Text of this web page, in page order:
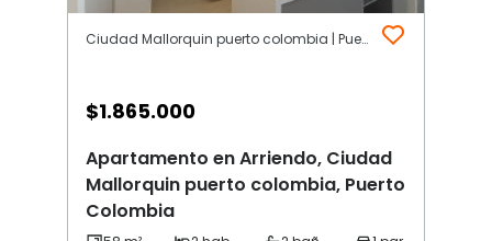
Ciudad Mallorquin puerto colombia | Puerto Colombia
$1.865.000
Apartamento en Arriendo, Ciudad
Mallorquin puerto colombia, Puerto
Colombia